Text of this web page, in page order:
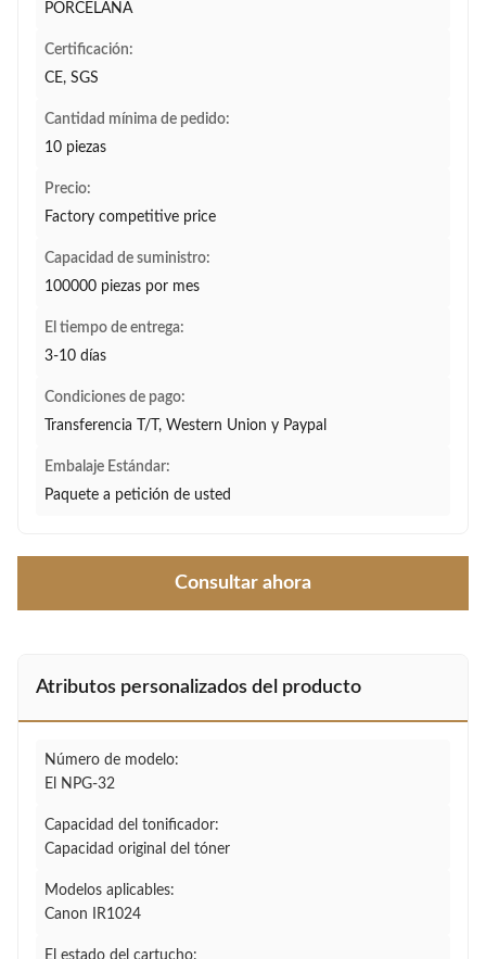
PORCELANA
Certificación:
CE, SGS
Cantidad mínima de pedido:
10 piezas
Precio:
Factory competitive price
Capacidad de suministro:
100000 piezas por mes
El tiempo de entrega:
3-10 días
Condiciones de pago:
Transferencia T/T, Western Union y Paypal
Embalaje Estándar:
Paquete a petición de usted
Consultar ahora
Atributos personalizados del producto
Número de modelo:
El NPG-32
Capacidad del tonificador:
Capacidad original del tóner
Modelos aplicables:
Canon IR1024
El estado del cartucho: